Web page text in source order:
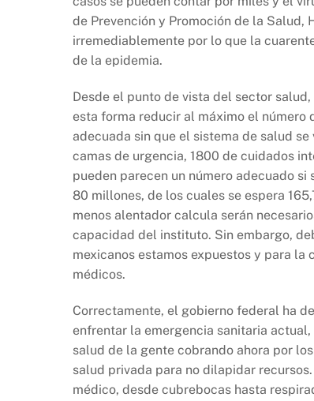
de Prevención y Promoción de la Salud,
irremediablemente por lo que la
de la epidemia.
Desde el punto de vista del sector
esta forma reducir al máximo el número
adecuada sin que el sistema de salud
camas de urgencia, 1800 de cuidados
pueden parecen un número adecuado
80 millones, de los cuales se espera
menos alentador calcula serán
capacidad del instituto. Sin embargo,
mexicanos estamos expuestos y para
médicos.
Correctamente, el gobierno federal ha
enfrentar la emergencia sanitaria
salud de la gente cobrando ahora por
salud privada para no dilapidar
médico, desde cubrebocas hasta